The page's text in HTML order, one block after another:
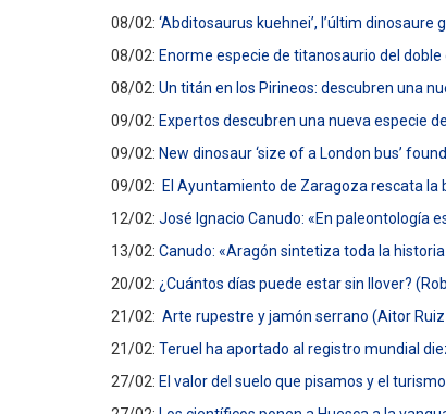
08/02: ‘Abditosaurus kuehnei’, l’últim
08/02: Enorme especie de titanosaurio del
08/02: Un titán en los Pirineos: descubren una
09/02: Expertos descubren una nueva especie
09/02: New dinosaur ‘size of a London bus’
09/02: El Ayuntamiento de Zaragoza rescata la
12/02: José Ignacio Canudo: «En paleontología
13/02: Canudo: «Aragón sintetiza toda la
20/02: ¿Cuántos días puede estar sin llover?
21/02: Arte rupestre y jamón serrano (Aitor
21/02: Teruel ha aportado al registro mundial
27/02: El valor del suelo que pisamos y el